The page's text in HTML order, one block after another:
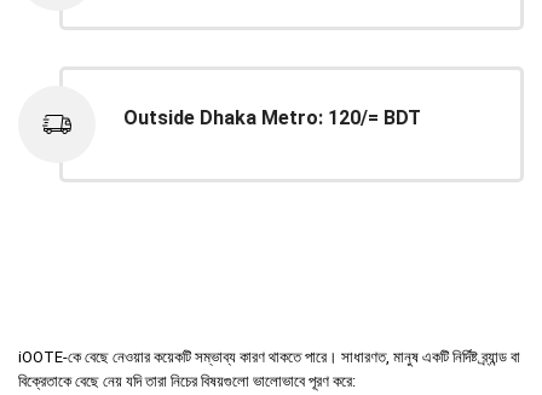
Outside Dhaka Metro: 120/= BDT
iOOTE-কে বেছে নেওয়ার কয়েকটি সম্ভাব্য কারণ থাকতে পারে। সাধারণত, মানুষ একটি নির্দিষ্ট ব্র্যান্ড বা
বিক্রেতাকে বেছে নেয় যদি তারা নিচের বিষয়গুলো ভালোভাবে পূরণ করে: